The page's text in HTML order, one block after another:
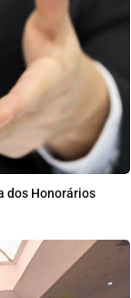
dos Honorários